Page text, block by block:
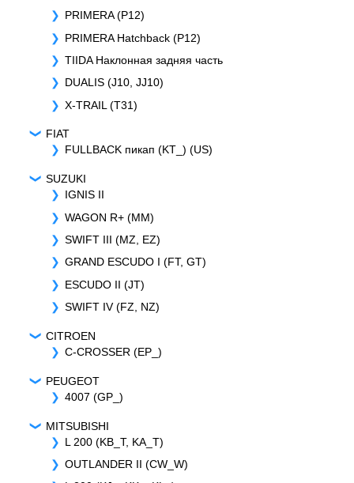
PRIMERA (P12)
PRIMERA Hatchback (P12)
TIIDA Наклонная задняя часть
DUALIS (J10, JJ10)
X-TRAIL (T31)
FIAT
FULLBACK пикап (KT_) (US)
SUZUKI
IGNIS II
WAGON R+ (MM)
SWIFT III (MZ, EZ)
GRAND ESCUDO I (FT, GT)
ESCUDO II (JT)
SWIFT IV (FZ, NZ)
CITROEN
C-CROSSER (EP_)
PEUGEOT
4007 (GP_)
MITSUBISHI
L 200 (KB_T, KA_T)
OUTLANDER II (CW_W)